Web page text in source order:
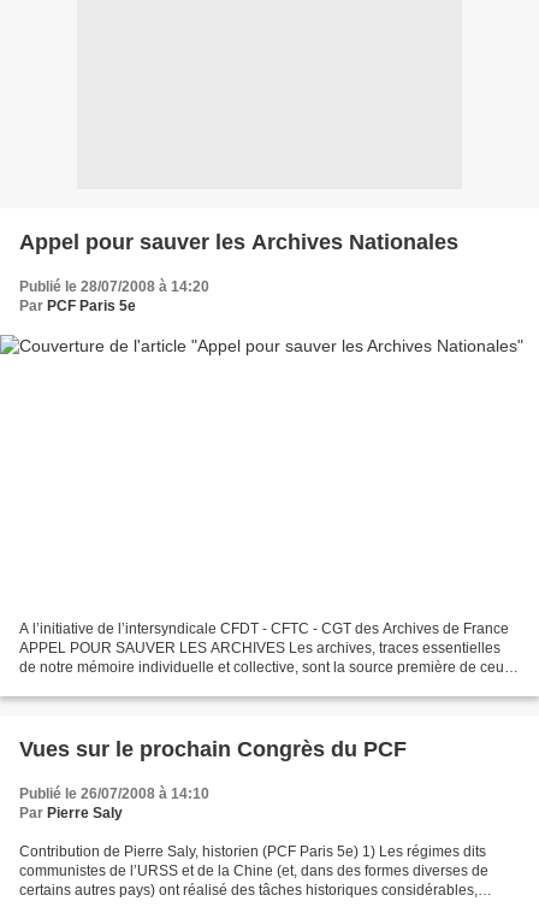
Appel pour sauver les Archives Nationales
Publié le 28/07/2008 à 14:20
Par PCF Paris 5e
A l’initiative de l’intersyndicale CFDT - CFTC - CGT des Archives de France
APPEL POUR SAUVER LES ARCHIVES Les archives, traces essentielles
de notre mémoire individuelle et collective, sont la source première de ceux
Vues sur le prochain Congrès du PCF
Publié le 26/07/2008 à 14:10
Par Pierre Saly
Contribution de Pierre Saly, historien (PCF Paris 5e) 1) Les régimes dits
communistes de l’URSS et de la Chine (et, dans des formes diverses de
certains autres pays) ont réalisé des tâches historiques considérables,